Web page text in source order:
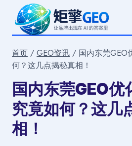
首页 / GEO资讯 / 国内东莞GEO
何？这几点揭秘真相！
国内东莞GEO优
究竟如何？这几
相！